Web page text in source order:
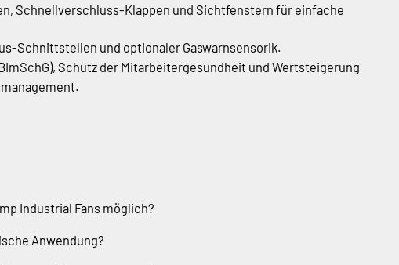
Schnellverschluss-Klappen und Sichtfenstern für einfache
Schnittstellen und optionaler Gaswarnsensorik.
Schutz der Mitarbeitergesundheit und Wertsteigerung
Industrial Fans möglich?
Anwendung?